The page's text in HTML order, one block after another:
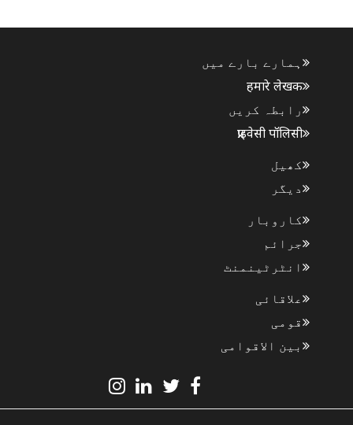
ہمارے بارے میں
हमारे लेखक
رابطہ کریں
प्राइवेसी पॉलिसी
کھیل
دیگر
کاروبار
جرائم
انٹرٹینمنٹ
علاقائی
قومی
بین الاقوامی